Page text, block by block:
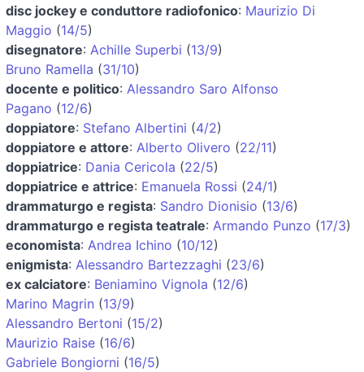
disc jockey e conduttore radiofonico: Maurizio Di
Maggio (14/5)
disegnatore: Achille Superbi (13/9)
Bruno Ramella (31/10)
docente e politico: Alessandro Saro Alfonso
Pagano (12/6)
doppiatore: Stefano Albertini (4/2)
doppiatore e attore: Alberto Olivero (22/11)
doppiatrice: Dania Cericola (22/5)
doppiatrice e attrice: Emanuela Rossi (24/1)
drammaturgo e regista: Sandro Dionisio (13/6)
drammaturgo e regista teatrale: Armando Punzo (17/3)
economista: Andrea Ichino (10/12)
enigmista: Alessandro Bartezzaghi (23/6)
ex calciatore: Beniamino Vignola (12/6)
Marino Magrin (13/9)
Alessandro Bertoni (15/2)
Maurizio Raise (16/6)
Gabriele Bongiorni (16/5)